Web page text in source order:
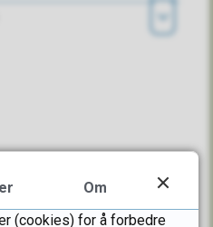
Åpne
Om
(cookies) for å forbedre